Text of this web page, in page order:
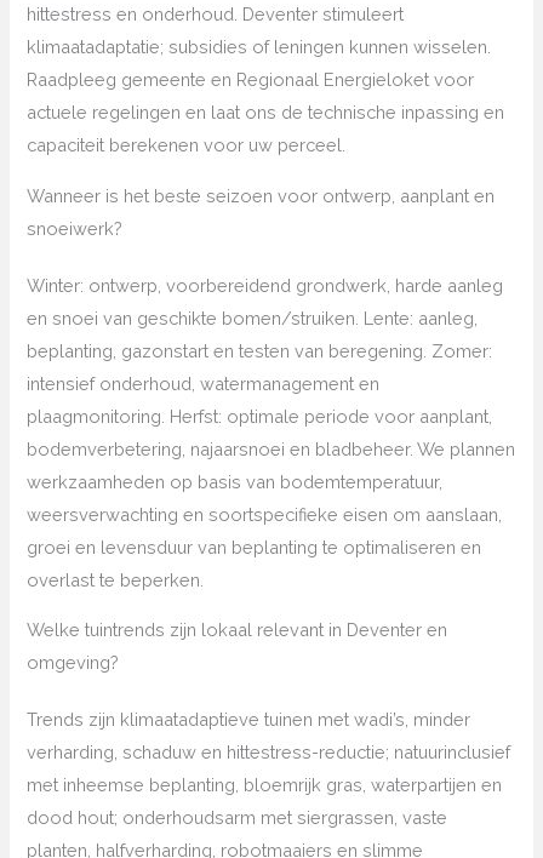
hittestress en onderhoud. Deventer stimuleert
klimaatadaptatie; subsidies of leningen kunnen wisselen.
Raadpleeg gemeente en Regionaal Energieloket voor
actuele regelingen en laat ons de technische inpassing en
capaciteit berekenen voor uw perceel.
Wanneer is het beste seizoen voor ontwerp, aanplant en
snoeiwerk?
Winter: ontwerp, voorbereidend grondwerk, harde aanleg
en snoei van geschikte bomen/struiken. Lente: aanleg,
beplanting, gazonstart en testen van beregening. Zomer:
intensief onderhoud, watermanagement en
plaagmonitoring. Herfst: optimale periode voor aanplant,
bodemverbetering, najaarsnoei en bladbeheer. We plannen
werkzaamheden op basis van bodemtemperatuur,
weersverwachting en soortspecifieke eisen om aanslaan,
groei en levensduur van beplanting te optimaliseren en
overlast te beperken.
Welke tuintrends zijn lokaal relevant in Deventer en
omgeving?
Trends zijn klimaatadaptieve tuinen met wadi’s, minder
verharding, schaduw en hittestress-reductie; natuurinclusief
met inheemse beplanting, bloemrijk gras, waterpartijen en
dood hout; onderhoudsarm met siergrassen, vaste
planten, halfverharding, robotmaaiers en slimme